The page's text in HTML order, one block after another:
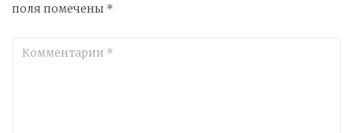
поля помечены *